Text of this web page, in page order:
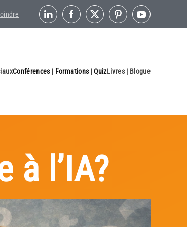
Conférences | Formations | QuizLivres | Blogue
à l’IA?